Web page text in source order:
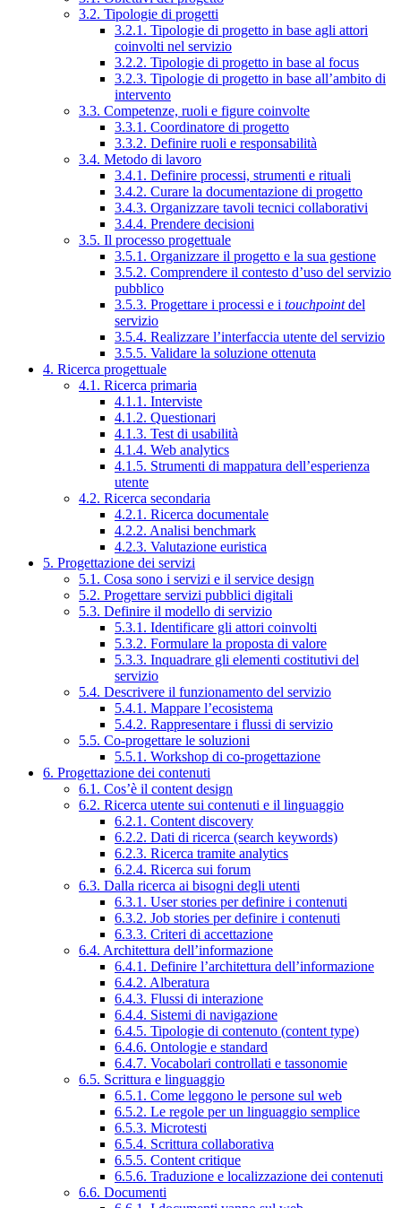
3.2. Tipologie di progetti
3.2.1. Tipologie di progetto in base agli attori
coinvolti nel servizio
3.2.2. Tipologie di progetto in base al focus
3.2.3. Tipologie di progetto in base all’ambito di
intervento
3.3. Competenze, ruoli e figure coinvolte
3.3.1. Coordinatore di progetto
3.3.2. Definire ruoli e responsabilità
3.4. Metodo di lavoro
3.4.1. Definire processi, strumenti e rituali
3.4.2. Curare la documentazione di progetto
3.4.3. Organizzare tavoli tecnici collaborativi
3.4.4. Prendere decisioni
3.5. Il processo progettuale
3.5.1. Organizzare il progetto e la sua gestione
3.5.2. Comprendere il contesto d’uso del servizio
pubblico
3.5.3. Progettare i processi e i touchpointdel
servizio
3.5.4. Realizzare l’interfaccia utente del servizio
3.5.5. Validare la soluzione ottenuta
4. Ricerca progettuale
4.1. Ricerca primaria
4.1.1. Interviste
4.1.2. Questionari
4.1.3. Test di usabilità
4.1.4. Web analytics
4.1.5. Strumenti di mappatura dell’esperienza
utente
4.2. Ricerca secondaria
4.2.1. Ricerca documentale
4.2.2. Analisi benchmark
4.2.3. Valutazione euristica
5. Progettazione dei servizi
5.1. Cosa sono i servizi e il service design
5.2. Progettare servizi pubblici digitali
5.3. Definire il modello di servizio
5.3.1. Identificare gli attori coinvolti
5.3.2. Formulare la proposta di valore
5.3.3. Inquadrare gli elementi costitutivi del
servizio
5.4. Descrivere il funzionamento del servizio
5.4.1. Mappare l’ecosistema
5.4.2. Rappresentare i flussi di servizio
5.5. Co-progettare le soluzioni
5.5.1. Workshop di co-progettazione
6. Progettazione dei contenuti
6.1. Cos’è il content design
6.2. Ricerca utente sui contenuti e il linguaggio
6.2.1. Content discovery
6.2.2. Dati di ricerca (search keywords)
6.2.3. Ricerca tramite analytics
6.2.4. Ricerca sui forum
6.3. Dalla ricerca ai bisogni degli utenti
6.3.1. User stories per definire i contenuti
6.3.2. Job stories per definire i contenuti
6.3.3. Criteri di accettazione
6.4. Architettura dell’informazione
6.4.1. Definire l’architettura dell’informazione
6.4.2. Alberatura
6.4.3. Flussi di interazione
6.4.4. Sistemi di navigazione
6.4.5. Tipologie di contenuto (content type)
6.4.6. Ontologie e standard
6.4.7. Vocabolari controllati e tassonomie
6.5. Scrittura e linguaggio
6.5.1. Come leggono le persone sul web
6.5.2. Le regole per un linguaggio semplice
6.5.3. Microtesti
6.5.4. Scrittura collaborativa
6.5.5. Content critique
6.5.6. Traduzione e localizzazione dei contenuti
6.6. Documenti